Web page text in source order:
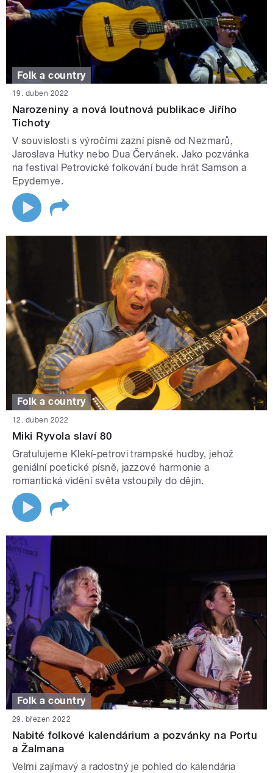
Folk a country
19. duben 2022
Narozeniny a nová loutnová publikace Jiřího
Tichoty
V souvislosti s výročími zazní písně od Nezmarů,
Jaroslava Hutky nebo Dua Červánek. Jako pozvánka
na festival Petrovické folkování bude hrát Samson a
Epydemye.
Folk a country
12. duben 2022
Miki Ryvola slaví 80
Gratulujeme Klekí-petrovi trampské hudby, jehož
geniální poetické písně, jazzové harmonie a
romantická vidění světa vstoupily do dějin.
Folk a country
29. březen 2022
Nabité folkové kalendárium a pozvánky na Portu
a Žalmana
Velmi zajímavý a radostný je pohled do kalendária